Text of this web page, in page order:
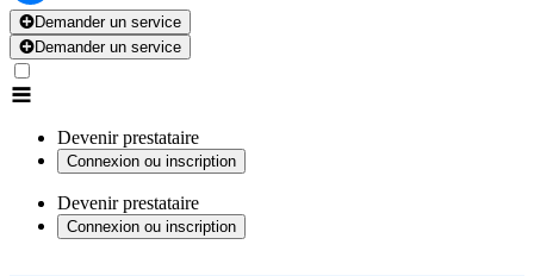
Demander un service
Demander un service
Devenir prestataire
Connexion ou inscription
Devenir prestataire
Connexion ou inscription